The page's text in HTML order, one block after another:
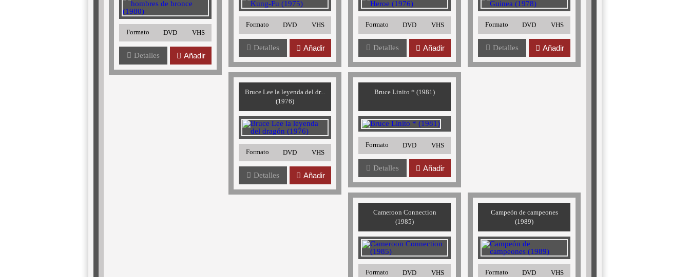
Formato DVD VHS
Detalles Añadir
Formato DVD VHS
Detalles Añadir
Formato DVD VHS
Detalles Añadir
Formato DVD VHS
Detalles Añadir
Bruce Lee la leyenda del dr...
(1976)
Formato DVD VHS
Detalles Añadir
Bruce Linito * (1981)
Formato DVD VHS
Detalles Añadir
Cameroon Connection
(1985)
Formato DVD VHS
Campeón de campeones
(1989)
Formato DVD VHS